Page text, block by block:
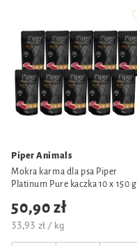
Piper Animals
Mokra karma dla psa Piper
Platinum Pure kaczka 10 x 150 g
50,90 zł
33,93 zł / kg